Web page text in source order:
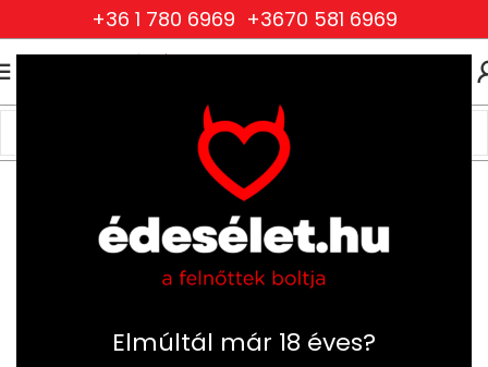
Elmúltál már 18 éves?
+36 1 780 6969 +3670 581 6969
Szexjátékok Anál Szexjátékok
Anál Dildók